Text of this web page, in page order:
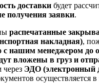
доставки будет
получения заявки.
распечатанные
накладная),
с нашим менеджером до
вложены в груз и
через ЭДО (электронный
осуществляется